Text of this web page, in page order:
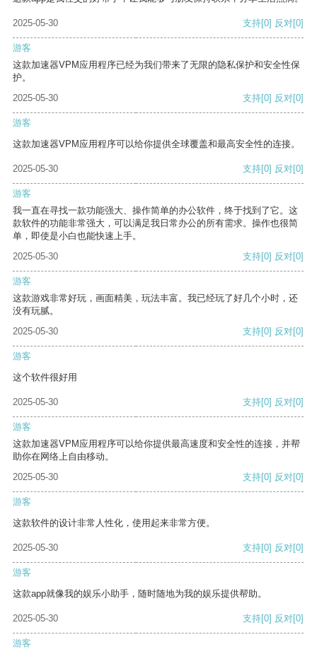
2025-05-30 支持[0] 反对[0]
游客
这款加速器VPM应用程序已经为我们带来了无限的隐私保护和安全性保
护。
2025-05-30
支持[0] 反对[0]
游客
这款加速器VPM应用程序可以给你提供全球覆盖和最高安全性的连接。
2025-05-30 支持[0] 反对[0]
游客
我一直在寻找一款功能强大、操作简单的办公软件，终于找到了它。这
款软件的功能非常强大，可以满足我日常办公的所有需求。操作也很简
单，即使是小白也能快速上手。
2025-05-30
支持[0] 反对[0]
游客
这款游戏非常好玩，画面精美，玩法丰富。我已经玩了好几个小时，还
没有玩腻。
2025-05-30
支持[0] 反对[0]
游客
这个软件很好用
2025-05-30 支持[0] 反对[0]
游客
这款加速器VPM应用程序可以给你提供最高速度和安全性的连接，并帮
助你在网络上自由移动。
2025-05-30
支持[0] 反对[0]
游客
这款软件的设计非常人性化，使用起来非常方便。
2025-05-30 支持[0] 反对[0]
游客
这款app就像我的娱乐小助手，随时随地为我的娱乐提供帮助。
2025-05-30 支持[0] 反对[0]
游客